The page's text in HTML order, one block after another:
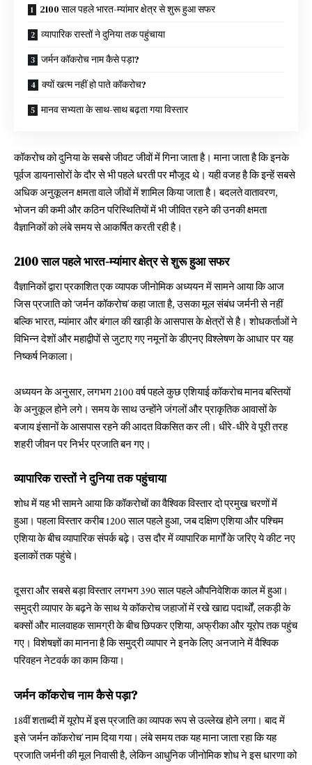
2100 साल पहले भारत-म्यांमार क्षेत्र से शुरू हुआ सफर
व्यापारिक रास्तों ने दुनिया तक पहुंचाया
जर्मन कॉकरोच नाम कैसे पड़ा?
क्यों खत्म नहीं हो पाते कॉकरोच?
मानव सभ्यता के साथ-साथ बढ़ता गया विस्तार
कॉकरोच को दुनिया के सबसे जीवट जीवों में गिना जाता है। माना जाता है कि इनके
पूर्वज डायनासोरों के दौर से भी पहले धरती पर मौजूद थे। यही वजह है कि इन्हें सबसे
अधिक अनुकूलन क्षमता वाले जीवों में शामिल किया जाता है। बदलते वातावरण,
भोजन की कमी और कठिन परिस्थितियों में भी जीवित रहने की उनकी क्षमता
वैज्ञानिकों को लंबे समय से आकर्षित करती रही है।
2100 साल पहले भारत-म्यांमार क्षेत्र से शुरू हुआ सफर
वैज्ञानिकों द्वारा प्रकाशित एक व्यापक जीनोमिक अध्ययन में सामने आया कि आज
जिस प्रजाति को ‘जर्मन कॉकरोच’ कहा जाता है, उसका मूल संबंध जर्मनी से नहीं
बल्कि भारत, म्यांमार और बंगाल की खाड़ी के आसपास के क्षेत्रों से है। शोधकर्ताओं ने
विभिन्न देशों और महाद्वीपों से जुटाए गए नमूनों के डीएनए विश्लेषण के आधार पर यह
निष्कर्ष निकाला।
अध्ययन के अनुसार, लगभग 2100 वर्ष पहले कुछ एशियाई कॉकरोच मानव बस्तियों
के अनुकूल होने लगे। समय के साथ उन्होंने जंगलों और प्राकृतिक आवासों के
बजाय इंसानों के आसपास रहने की आदत विकसित कर ली। धीरे-धीरे वे पूरी तरह
शहरी जीवन पर निर्भर प्रजाति बन गए।
व्यापारिक रास्तों ने दुनिया तक पहुंचाया
शोध में यह भी सामने आया कि कॉकरोचों का वैश्विक विस्तार दो प्रमुख चरणों में
हुआ। पहला विस्तार करीब 1200 साल पहले हुआ, जब दक्षिण एशिया और पश्चिम
एशिया के बीच व्यापारिक संपर्क बढ़े। उस दौर में व्यापारिक मार्गों के जरिए ये कीट नए
इलाकों तक पहुंचे।
दूसरा और सबसे बड़ा विस्तार लगभग 390 साल पहले औपनिवेशिक काल में हुआ।
समुद्री व्यापार के बढ़ने के साथ ये कॉकरोच जहाजों में रखे खाद्य पदार्थों, लकड़ी के
बक्सों और मालवाहक सामग्री के बीच छिपकर एशिया, अफ्रीका और यूरोप तक पहुंच
गए। विशेषज्ञों का मानना है कि समुद्री व्यापार ने इनके लिए अनजाने में वैश्विक
परिवहन नेटवर्क का काम किया।
जर्मन कॉकरोच नाम कैसे पड़ा?
18वीं शताब्दी में यूरोप में इस प्रजाति का व्यापक रूप से उल्लेख होने लगा। बाद में
इसे ‘जर्मन कॉकरोच’ नाम दिया गया। लंबे समय तक यह माना जाता रहा कि यह
प्रजाति जर्मनी की मूल निवासी है, लेकिन आधुनिक जीनोमिक शोध ने इस धारणा को